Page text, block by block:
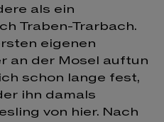
als ein
Traben-Trarbach.
eigenen
an der Mosel auftun
schon lange fest,
ihn damals
von hier. Nach